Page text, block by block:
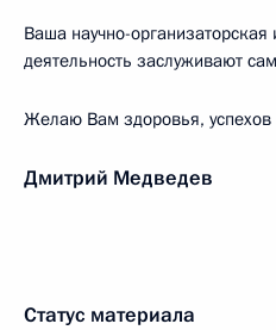
Ваша научно-организаторская
деятельность заслуживают
Желаю Вам здоровья, успехов
Дмитрий Медведев
Статус материала